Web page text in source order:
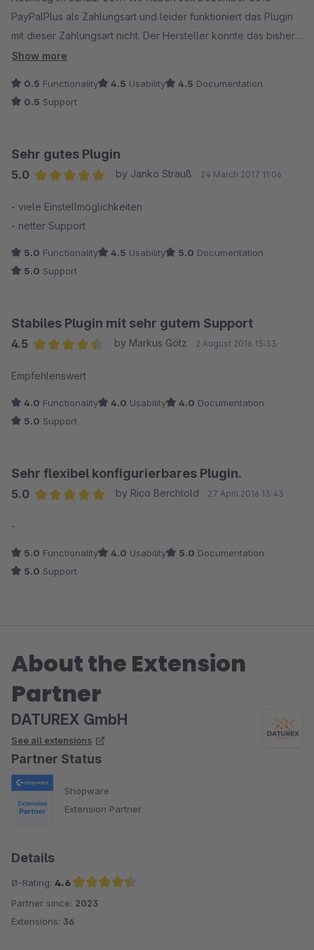
PayPalPlus als Zahlungsart und leider funktioniert das Plugin
mit dieser Zahlungsart nicht. Der Hersteller konnte das bisher
(Stand Januar 2019) noch nicht in Ordnung bringen. Falls das
Show more
0.5 Functionality 4.5 Usability 4.5 Documentation
0.5 Support
Sehr gutes Plugin
5.0
by Janko Strauß 24 March 2017 11:06
- viele Einstellmöglichkeiten
- netter Support
5.0 Functionality 4.5 Usability 5.0 Documentation
5.0 Support
Stabiles Plugin mit sehr gutem Support
4.5
by Markus Götz 2 August 2016 15:33
Empfehlenswert
4.0 Functionality 4.0 Usability 4.0 Documentation
5.0 Support
Sehr flexibel konfigurierbares Plugin.
5.0
by Rico Berchtold 27 April 2016 13:43
-
5.0 Functionality 4.0 Usability 5.0 Documentation
5.0 Support
About the Extension
Partner
DATUREX GmbH
See all extensions
Partner Status
Shopware
Extension Partner
Details
Ø-Rating: 4.6
Average rating of 4.6 out of 5 stars
Partner since: 2023
Extensions: 36